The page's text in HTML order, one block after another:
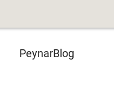
PeynarBlog